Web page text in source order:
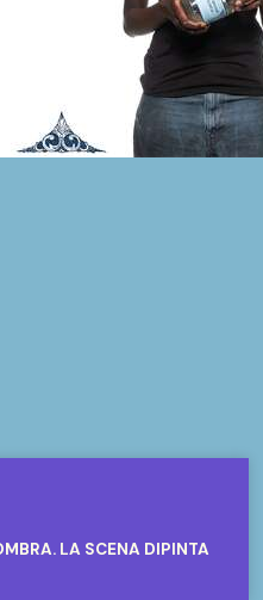
LA SCENA DIPINTA